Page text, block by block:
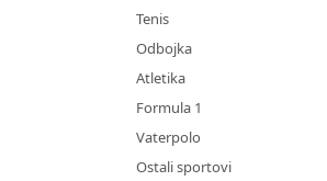
Tenis
Odbojka
Atletika
Formula 1
Vaterpolo
Ostali sportovi